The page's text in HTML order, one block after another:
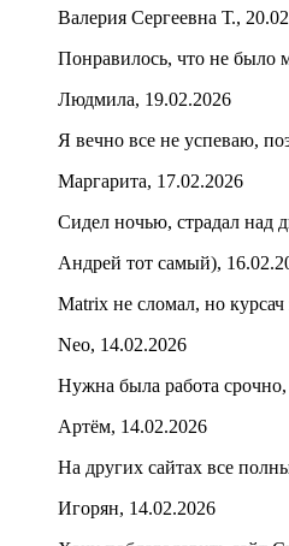
Валерия Сергеевна Т.,
Понравилось, что не было
Людмила, 19.02.2026
Я вечно все не успеваю,
Маргарита, 17.02.2026
Сидел ночью, страдал
Андрей тот самый),
Matrix не сломал, но курсач
Neo, 14.02.2026
Нужна была работа
Артём, 14.02.2026
На других сайтах все
Игорян, 14.02.2026